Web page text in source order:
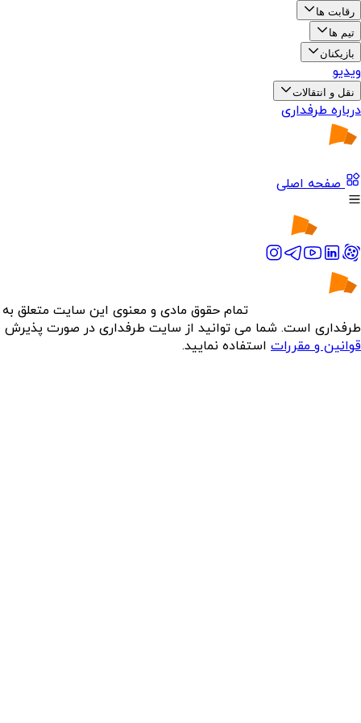
رقابت ها
تیم ها
بازیکنان
ویدیو
نقل و انتقالات
درباره طرفداری
صفحه اصلی
تمام حقوق مادی و معنوی این سایت متعلق به
طرفداری است. شما می توانید از سایت طرفداری در صورت پذیرش
قوانین و مقررات استفاده نمایید.